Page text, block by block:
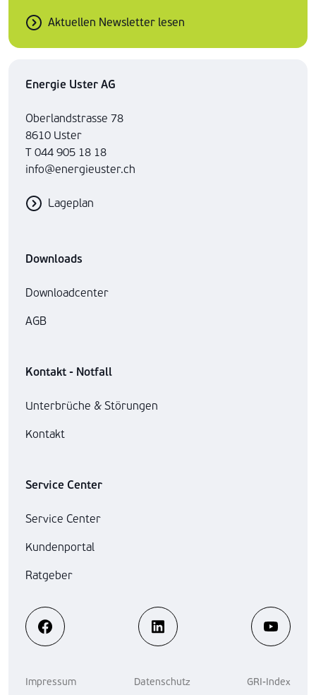
Aktuellen Newsletter lesen
Energie Uster AG
Oberlandstrasse 78
8610 Uster
T 044 905 18 18
info@energieuster.ch
Lageplan
Downloads
Downloadcenter
AGB
Kontakt - Notfall
Unterbrüche & Störungen
Kontakt
Service Center
Service Center
Kundenportal
Ratgeber
Impressum Datenschutz GRI-Index